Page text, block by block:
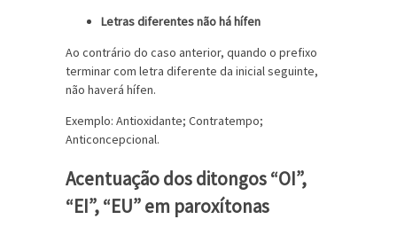
Letras diferentes não há hífen
Ao contrário do caso anterior, quando o prefixo
terminar com letra diferente da inicial seguinte,
não haverá hífen.
Exemplo: Antioxidante; Contratempo;
Anticoncepcional.
Acentuação dos ditongos “OI”,
“EI”, “EU” em paroxítonas